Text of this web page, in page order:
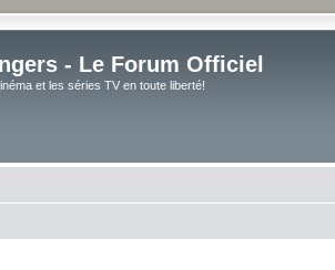
- Le Forum Officiel
et les séries TV en toute liberté!